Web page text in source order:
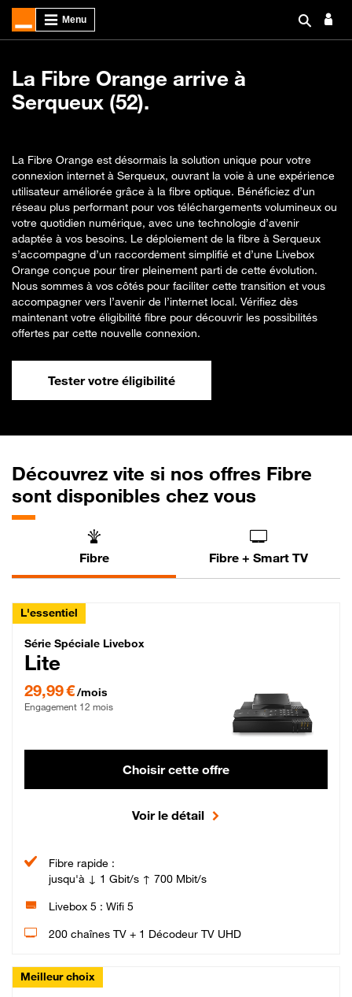
La Fibre Orange arrive à
Serqueux (52).
La Fibre Orange est désormais la solution unique pour votre
connexion internet à Serqueux, ouvrant la voie à une expérience
utilisateur améliorée grâce à la fibre optique. Bénéficiez d’un
réseau plus performant pour vos téléchargements volumineux ou
votre quotidien numérique, avec une technologie d’avenir
adaptée à vos besoins. Le déploiement de la fibre à Serqueux
s’accompagne d’un raccordement simplifié et d’une Livebox
Orange conçue pour tirer pleinement parti de cette évolution.
Nous sommes à vos côtés pour faciliter cette transition et vous
accompagner vers l’avenir de l’internet local. Vérifiez dès
maintenant votre éligibilité fibre pour découvrir les possibilités
offertes par cette nouvelle connexion.
Tester votre éligibilité
Découvrez vite si nos offres Fibre
sont disponibles chez vous
Fibre Fibre + Smart TV
L'essentiel
Série Spéciale Livebox Lite Fibre
Série Spéciale Livebox
Lite
29,99 €/mois
Engagement 12 mois
Choisir cette offre
Voir le détail
Fibre rapide :
jusqu'à ↓ 1 Gbit/s ↑ 700 Mbit/s
Livebox 5 : Wifi 5
200 chaînes TV + 1 Décodeur TV UHD
Meilleur choix